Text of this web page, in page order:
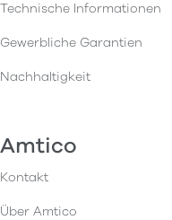
Technische Informationen
Gewerbliche Garantien
Nachhaltigkeit
Amtico
Kontakt
Über Amtico